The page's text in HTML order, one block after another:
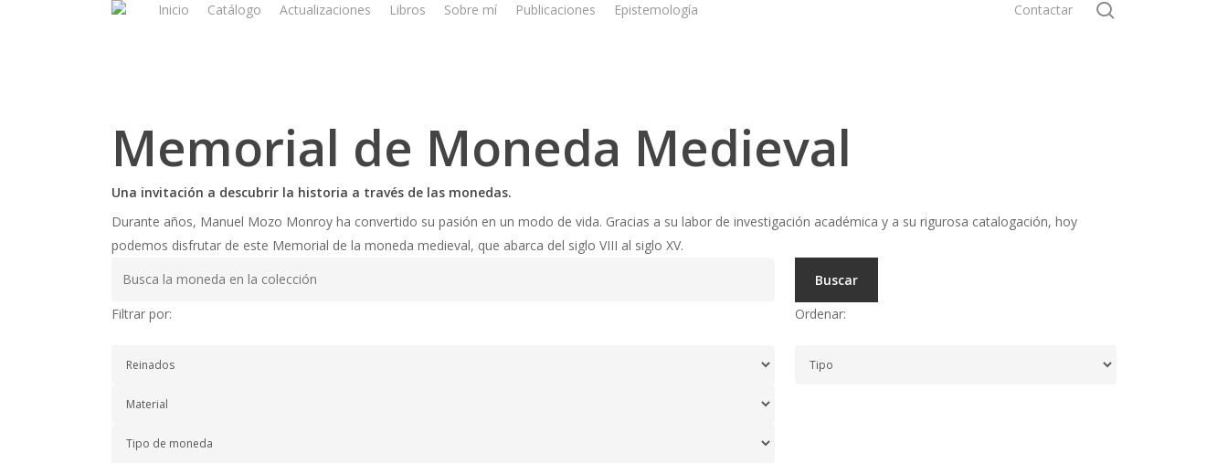
Inicio Catálogo Actualizaciones Libros Sobre mí Publicaciones Epistemología Contactar
Memorial de Moneda Medieval
Una invitación a descubrir la historia a través de las monedas.
Durante años, Manuel Mozo Monroy ha convertido su pasión en un modo de vida. Gracias a su labor de investigación académica y a su rigurosa catalogación, hoy
podemos disfrutar de este Memorial de la moneda medieval, que abarca del siglo VIII al siglo XV.
Buscar
Filtrar por:
Ordenar: